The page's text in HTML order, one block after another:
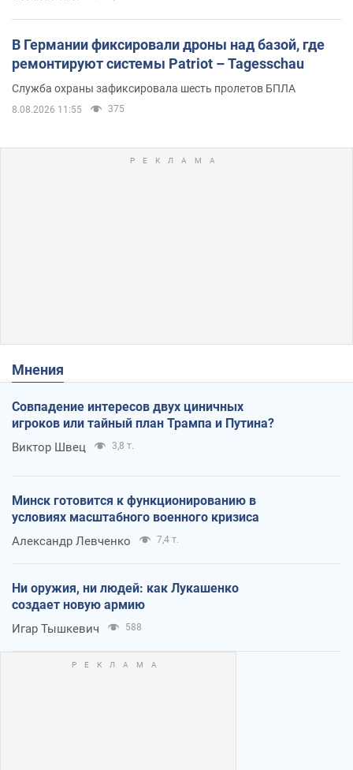
В Германии фиксировали дроны над базой, где
ремонтируют системы Patriot – Tagesschau
Служба охраны зафиксировала шесть пролетов БПЛА
8.08.2026 11:55 375
Мнения
Совпадение интересов двух циничных
игроков или тайный план Трампа и Путина?
Виктор Швец 3,8 т.
Минск готовится к функционированию в
условиях масштабного военного кризиса
Александр Левченко 7,4 т.
Ни оружия, ни людей: как Лукашенко
создает новую армию
Игар Тышкевич 588